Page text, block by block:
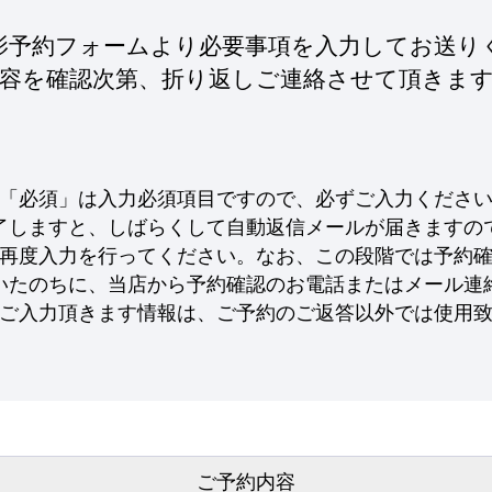
約フォームより 必要事項を入力してお送り
を確認次第、 折り返しご連絡させて頂きま
必須」は入力必須項目ですので、 必ずご入力くださ
ますと、
しばらくして自動返信メールが届きますの
再度入力を行ってください。 なお、この段階では予約
のちに、 当店から予約確認のお電話またはメール連
入力頂きます情報は、 ご予約のご返答以外では使用
ご予約内容